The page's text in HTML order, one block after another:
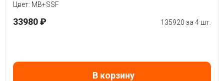
Цвет: MB+SSF
33980 ₽ 135920 за 4 шт.
В корзину